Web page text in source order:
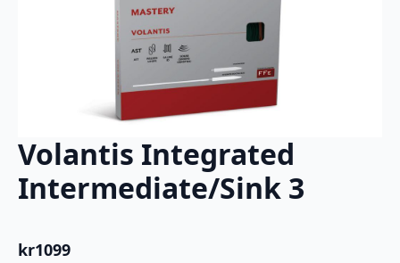
Volantis Integrated
Intermediate/Sink 3
kr1099